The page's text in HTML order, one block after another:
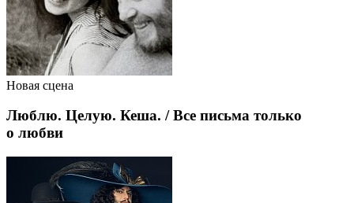
Новая сцена
Люблю. Целую. Кеша. / Все письма только
о любви